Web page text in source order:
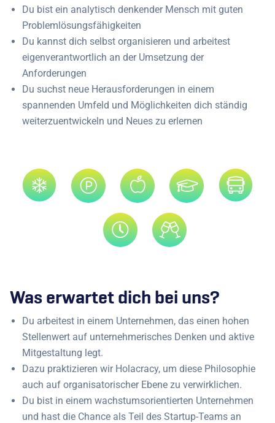
Du bist ein analytisch denkender Mensch mit guten
Problemlösungsfähigkeiten
Du kannst dich selbst organisieren und arbeitest
eigenverantwortlich an der Umsetzung der
Anforderungen
Du suchst neue Herausforderungen in einem
spannenden Umfeld und Möglichkeiten dich ständig
weiterzuentwickeln und Neues zu erlernen
Was erwartet dich bei uns?
Du arbeitest in einem Unternehmen, das einen hohen
Stellenwert auf unternehmerisches Denken und aktive
Mitgestaltung legt.
Dazu praktizieren wir Holacracy, um diese Philosophie
auch auf organisatorischer Ebene zu verwirklichen.
Du bist in einem wachstumsorientierten Unternehmen
und hast die Chance als Teil des Startup-Teams an